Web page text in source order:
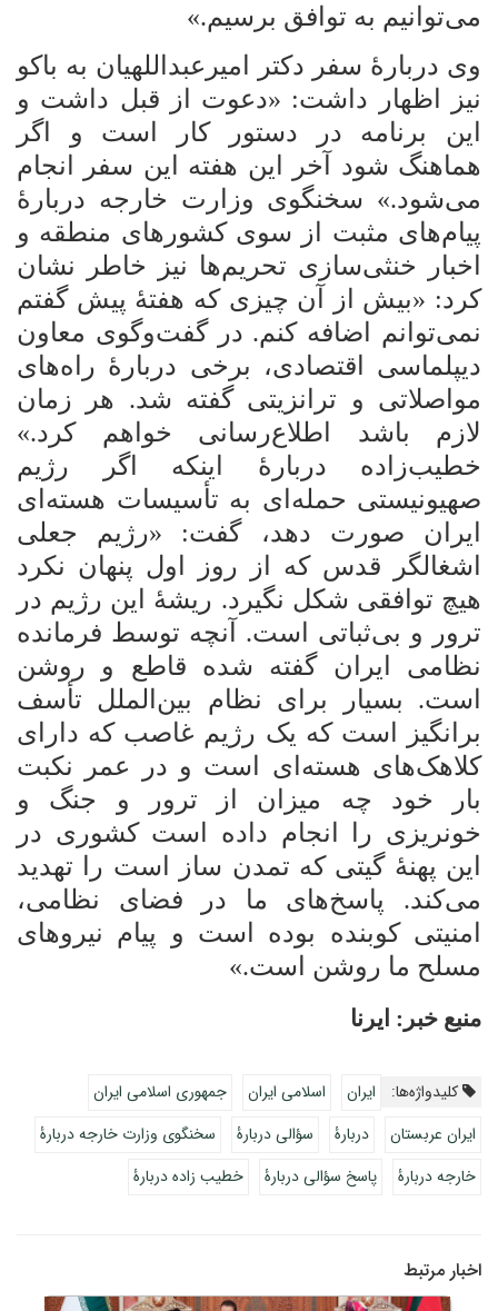
می‌توانیم به توافق برسیم.»
وی دربارۀ سفر دکتر امیرعبداللهیان به باکو
نیز اظهار داشت: «دعوت از قبل داشت و
این برنامه در دستور کار است و اگر
هماهنگ شود آخر این هفته این سفر انجام
می‌شود.» سخنگوی وزارت خارجه دربارۀ
پیام‌های مثبت از سوی کشورهای منطقه و
اخبار خنثی‌سازی تحریم‌ها نیز خاطر نشان
کرد: «بیش از آن چیزی که هفتۀ پیش گفتم
نمی‌توانم اضافه کنم. در گفت‌وگوی معاون
دیپلماسی اقتصادی، برخی دربارۀ راه‌های
مواصلاتی و ترانزیتی گفته شد. هر زمان
لازم باشد اطلاع‌رسانی خواهم کرد.»
خطیب‌زاده دربارۀ اینکه اگر رژیم
صهیونیستی حمله‌ای به تأسیسات هسته‌ای
ایران صورت دهد، گفت: «رژیم جعلی
اشغالگر قدس که از روز اول پنهان نکرد
هیچ توافقی شکل نگیرد. ریشۀ این رژیم در
ترور و بی‌ثباتی است. آنچه توسط فرمانده
نظامی ایران گفته شده قاطع و روشن
است. بسیار برای نظام بین‌الملل تأسف
برانگیز است که یک رژیم غاصب که دارای
کلاهک‌های هسته‌ای است و در عمر نکبت
بار خود چه میزان از ترور و جنگ و
خونریزی را انجام داده است کشوری در
این پهنۀ گیتی که تمدن ساز است را تهدید
می‌کند. پاسخ‌های ما در فضای نظامی،
امنیتی کوبنده بوده است و پیام نیروهای
مسلح ما روشن است.»
منبع خبر: ایرنا
کلیدواژه‌ها: ایران اسلامی ایران
جمهوری اسلامی ایران
ایران عربستان
دربارۀ سؤالی دربارۀ
سخنگوی وزارت خارجه دربارۀ
خارجه دربارۀ
پاسخ سؤالی دربارۀ خطیب زاده دربارۀ
اخبار مرتبط